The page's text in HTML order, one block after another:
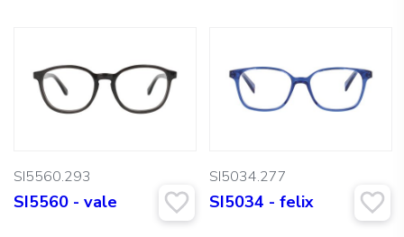
SI5560.293
SI5560 - vale
SI5034.277
SI5034 - felix